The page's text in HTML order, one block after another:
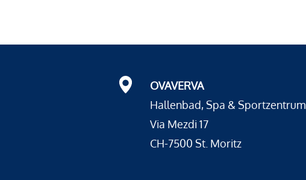
OVAVERVA
Hallenbad, Spa & Sportzentrum
Via Mezdi 17
CH-7500 St. Moritz